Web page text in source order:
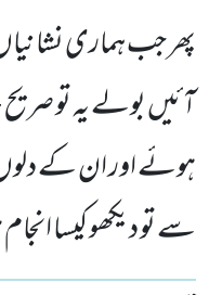
پھر جب ہماری
آئیں بولے یہ تو
ہوئے اور ان کے دلوں
سے تو دیکھو کیسا